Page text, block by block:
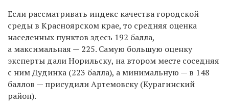
Если рассматривать индекс качества городской
среды в Красноярском крае, то средняя оценка
населенных пунктов здесь 192 балла,
а максимальная — 225. Самую большую оценку
эксперты дали Норильску, на втором месте соседняя
с ним Дудинка (223 балла), а минимальную — в 148
баллов — присудили Артемовску (Курагинский
район).